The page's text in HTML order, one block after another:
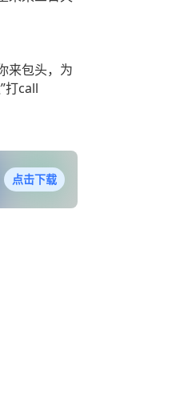
来包头，为
打call
点击下载